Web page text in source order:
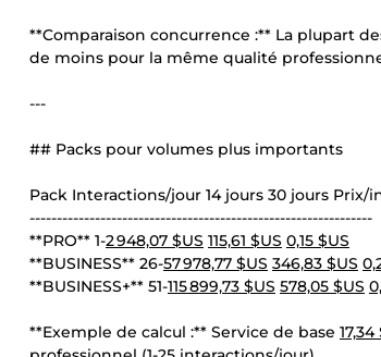
**Comparaison concurrence :** La plupart
de moins pour la même qualité
---
## Packs pour volumes plus importants
Pack Interactions/jour 14 jours 30 jours Prix/
---------------------------------------------------------------
**PRO** 1-2 948,07 $US 115,61 $US 0,15 $US
**BUSINESS** 26-57 978,77 $US 346,83 $US
**BUSINESS+** 51-115 899,73 $US 578,05 $US
**Exemple de calcul :** Service de base 17,34